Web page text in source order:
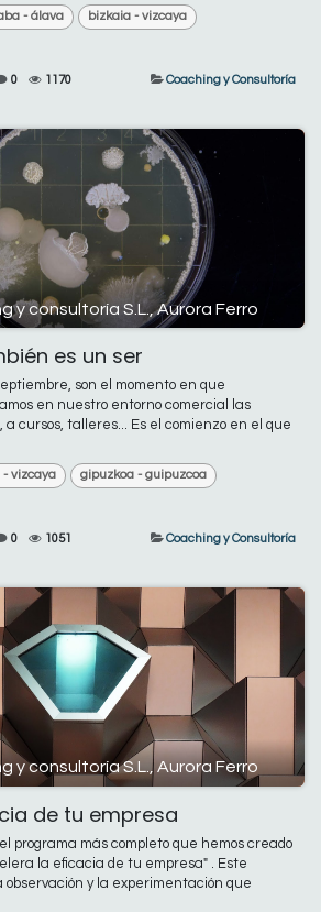
- álava bizkaia - vizcaya
0 1170 Coaching y Consultoría
y consultoría S.L., Aurora Ferro
es un ser
son el momento en que
en nuestro entorno comercial las
a cursos, talleres... Es el comienzo en el que
- vizcaya gipuzkoa - guipuzcoa
0 1051 Coaching y Consultoría
y consultoría S.L., Aurora Ferro
de tu empresa
programa más completo que hemos creado
la eficacia de tu empresa" . Este
observación y la experimentación que